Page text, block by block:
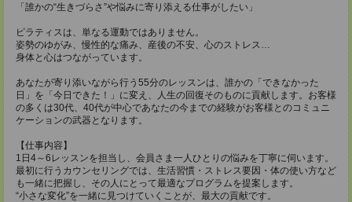
「誰かの“生きづらさ”や悩みに寄り添える仕事がしたい」
ピラティスは、単なる運動ではありません。
姿勢のゆがみ、慢性的な痛み、産後の不安、心のストレス…
身体と心はつながっています。
あなたが寄り添いながら行う55分のレッスンは、誰かの「できなかった
日」を「今日できた！」に変え、人生の回復そのものに貢献します。お客様
の多くは30代、40代が中心であなたの今までの経験がお客様とのコミュニ
ケーションの武器となります。
【仕事内容】
1日4～6レッスンを担当し、会員さま一人ひとりの悩みを丁寧に伺います。
最初に行うカウンセリングでは、生活習慣・ストレス要因・体の使い方など
も一緒に把握し、その人にとって最適なプログラムを提案します。
“小さな変化”を一緒に見つけていくことが、最大の貢献です。